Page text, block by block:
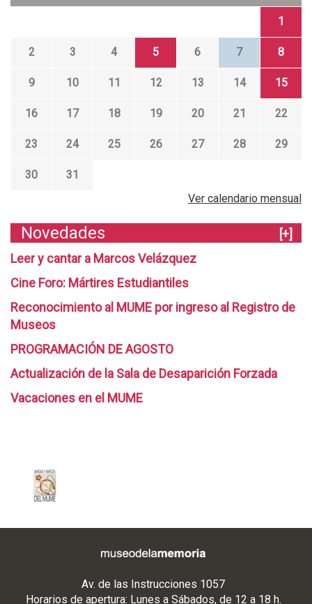
1
2 3 4 5 6 7 8
9 10 11 12 13 14 15
16 17 18 19 20 21 22
23 24 25 26 27 28 29
30
31
Ver calendario mensual
Novedades
[+]
Leer y cantar a Marcos Velázquez
Cine Foro: Mártires Estudiantiles
Reconocimiento al MUME por ingreso al Registro de
Museos
PROGRAMACIÓN DE AGOSTO
Actualización de la Sala de Desaparición Forzada
Vacaciones en el MUME
Av. de las Instrucciones 1057
Horarios de apertura: Lunes a Sábados, de 12 a 18 h.